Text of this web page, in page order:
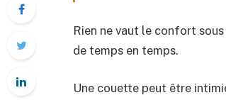
Rien ne vaut le confort
de temps en temps.
Une couette peut être